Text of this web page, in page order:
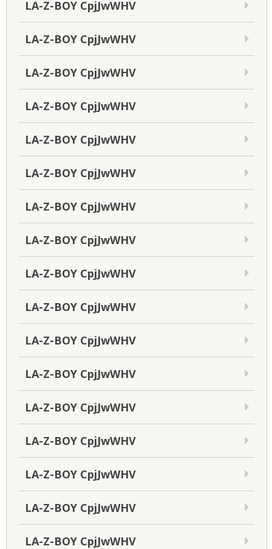
LA-Z-BOY CpjJwWHV
LA-Z-BOY CpjJwWHV
LA-Z-BOY CpjJwWHV
LA-Z-BOY CpjJwWHV
LA-Z-BOY CpjJwWHV
LA-Z-BOY CpjJwWHV
LA-Z-BOY CpjJwWHV
LA-Z-BOY CpjJwWHV
LA-Z-BOY CpjJwWHV
LA-Z-BOY CpjJwWHV
LA-Z-BOY CpjJwWHV
LA-Z-BOY CpjJwWHV
LA-Z-BOY CpjJwWHV
LA-Z-BOY CpjJwWHV
LA-Z-BOY CpjJwWHV
LA-Z-BOY CpjJwWHV
LA-Z-BOY CpjJwWHV